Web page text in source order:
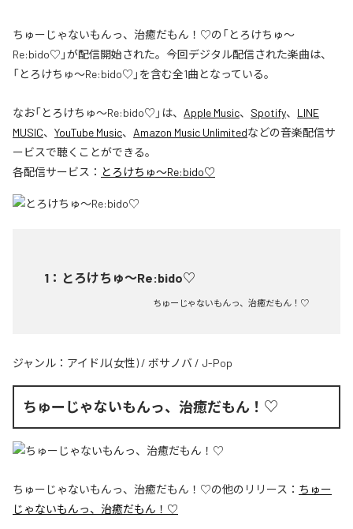
ちゅーじゃないもんっ、治癒だもん！♡の「とろけちゅ〜
Re:bido♡」が配信開始された。今回デジタル配信された楽曲は、
「とろけちゅ〜Re:bido♡」を含む全1曲となっている。
なお「とろけちゅ〜Re:bido♡ 」は、 Apple Music、 Spotify、 LINE
MUSIC、 YouTube Music、 Amazon Music Unlimitedなどの音楽配信サ
ービスで聴くことができる。
各配信サービス： とろけちゅ〜Re:bido♡
1 ： とろけちゅ〜Re:bido♡
ちゅーじゃないもんっ、治癒だもん！♡
ジャンル： アイドル(女性) / ボサノバ / J-Pop
ちゅーじゃないもんっ、治癒だもん！♡
ちゅーじゃないもんっ、治癒だもん！♡の他のリリース： ちゅー
じゃないもんっ、治癒だもん！♡